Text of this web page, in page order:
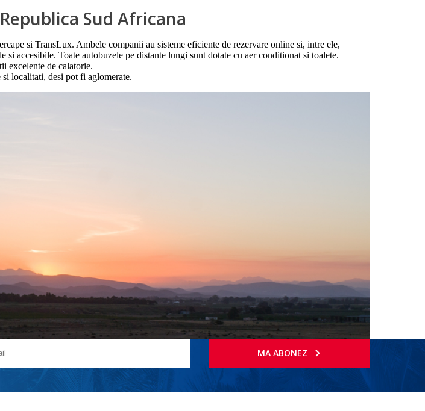
Sud Africana
si TransLux. Ambele companii au sisteme eficiente de rezervare online si, intre ele,
accesibile. Toate autobuzele pe distante lungi sunt dotate cu aer conditionat si toalete.
excelente de calatorie.
localitati, desi pot fi aglomerate.
MA ABONEZ